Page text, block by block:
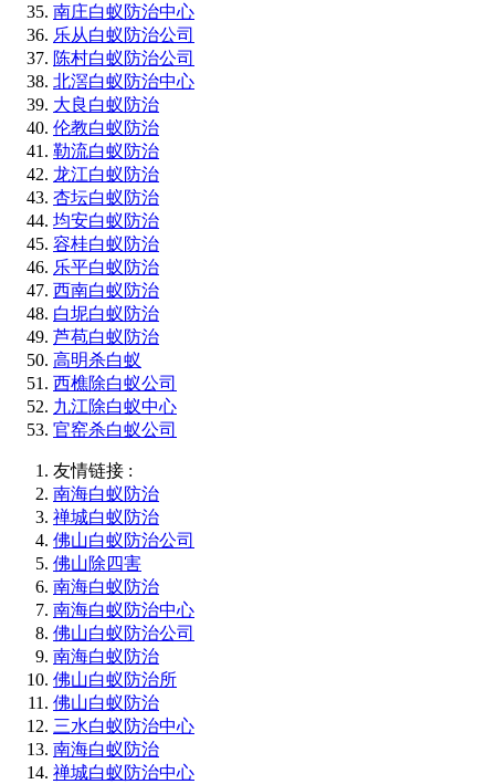
南庄白蚁防治中心
乐从白蚁防治公司
陈村白蚁防治公司
北滘白蚁防治中心
大良白蚁防治
伦教白蚁防治
勒流白蚁防治
龙江白蚁防治
杏坛白蚁防治
均安白蚁防治
容桂白蚁防治
乐平白蚁防治
西南白蚁防治
白坭白蚁防治
芦苞白蚁防治
高明杀白蚁
西樵除白蚁公司
九江除白蚁中心
官窑杀白蚁公司
友情链接 :
南海白蚁防治
禅城白蚁防治
佛山白蚁防治公司
佛山除四害
南海白蚁防治
南海白蚁防治中心
佛山白蚁防治公司
南海白蚁防治
佛山白蚁防治所
佛山白蚁防治
三水白蚁防治中心
南海白蚁防治
禅城白蚁防治中心